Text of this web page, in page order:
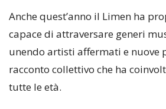
Anche quest’anno il Limen ha
capace di attraversare generi
unendo artisti affermati e nuove
racconto collettivo che ha
tutte le età.